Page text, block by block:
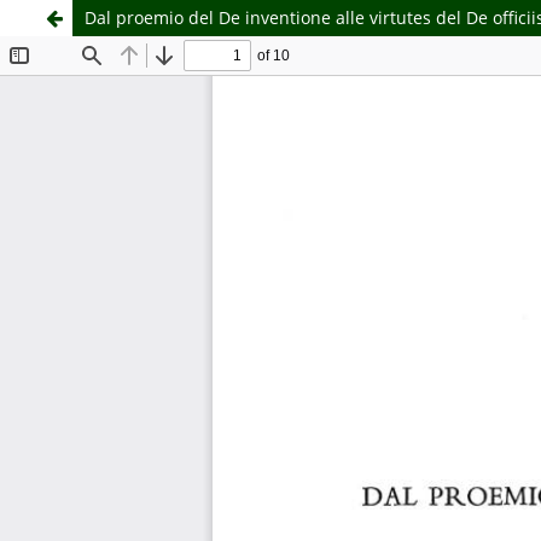
Dal proemio del De inventione alle virtutes del De